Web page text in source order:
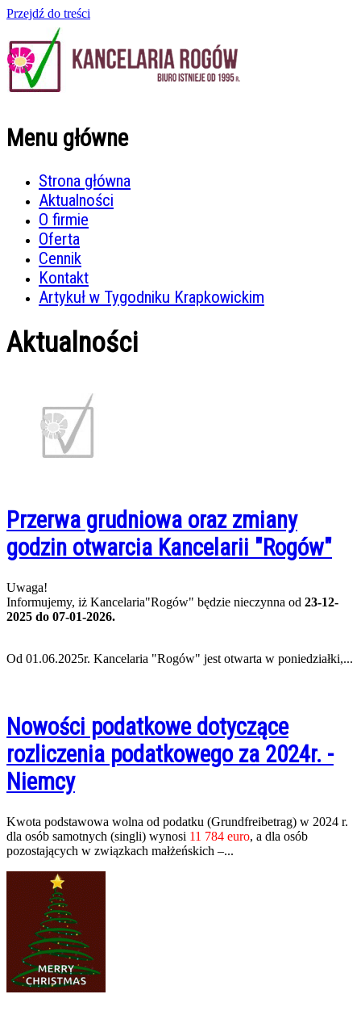
Przejdź do treści
Menu główne
Strona główna
Aktualności
O firmie
Oferta
Cennik
Kontakt
Artykuł w Tygodniku Krapkowickim
Aktualności
Przerwa grudniowa oraz zmiany
godzin otwarcia Kancelarii "Rogów"
Uwaga!
Informujemy, iż Kancelaria"Rogów" będzie nieczynna od 23-12-
2025 do 07-01-2026.
Od 01.06.2025r. Kancelaria "Rogów" jest otwarta w poniedziałki,...
Nowości podatkowe dotyczące
rozliczenia podatkowego za 2024r. -
Niemcy
Kwota podstawowa wolna od podatku (Grundfreibetrag) w 2024 r.
dla osób samotnych (singli) wynosi 11 784 euro, a dla osób
pozostających w związkach małżeńskich –...